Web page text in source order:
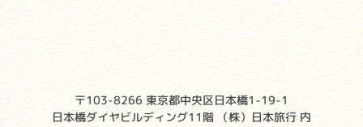
〒103-8266 東京都中央区日本橋1-19-1
日本橋ダイヤビルディング11階 （株）日本旅行 内